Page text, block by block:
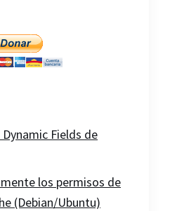
Fields de
los permisos de
(Debian/Ubuntu)